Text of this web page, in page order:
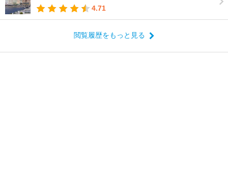
4.71
閲覧履歴をもっと見る